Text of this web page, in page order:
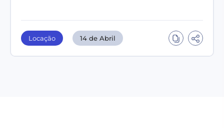
Locação 14 de Abril